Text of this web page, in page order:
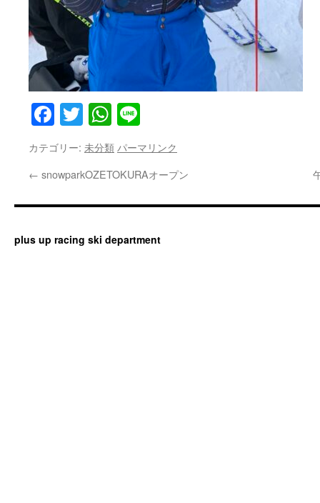
Facebook
TwitterWhatsApp
カテゴリー: 未分類パーマリンク
← snowparkOZETOKURAオープン
plus up racing ski department